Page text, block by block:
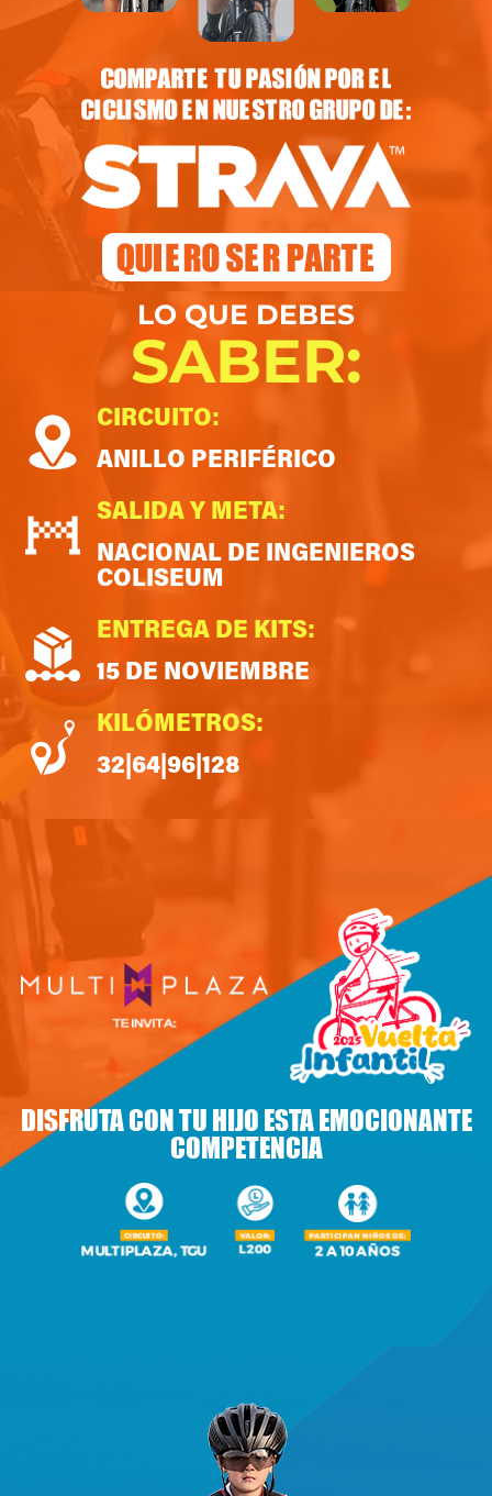
LO QUE DEBES
SABER:
CIRCUITO:
ANILLO PERIFÉRICO
SALIDA Y META:
NACIONAL DE INGENIEROS
COLISEUM
ENTREGA DE KITS:
15 DE NOVIEMBRE
KILÓMETROS:
32|64|96|128
DISFRUTA CON TU HIJO ESTA EMOCIONANTE
COMPETENCIA